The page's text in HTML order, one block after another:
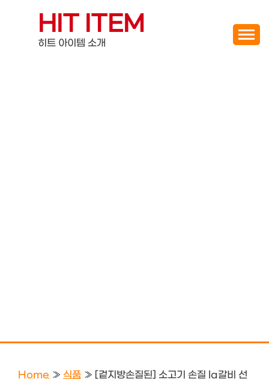
contentHIT ITEM
히트 아이템 소개
Home » 식품 » [겉지방손질된] 소고기 손질 la갈비 선